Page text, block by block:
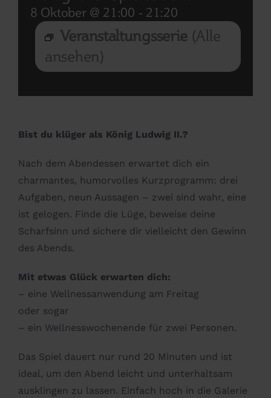
8 Oktober @ 21:00 - 21:20
Veranstaltungsserie (Alle
ansehen)
Bist du klüger als König Ludwig II.?
Nach dem Abendessen erwartet dich ein
charmantes, humorvolles Kurzprogramm: drei
Aufgaben, neun Aussagen – zwei sind wahr, eine
ist gelogen. Finde die Lüge, beweise deine
Scharfsinn und sichere dir vielleicht den Gewinn
des Abends.
Mit etwas Glück erwarten dich:
– eine Wellnessanwendung am Freitag
oder sogar
– ein Wellnesswochenende für zwei Personen.
Das Spiel dauert nur rund 20 Minuten und ist
ideal, um den Abend leicht und unterhaltsam
ausklingen zu lassen. Einfach hoch in die Galerie